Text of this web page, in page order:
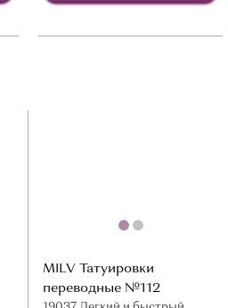
MILV Татуировки
переводные №112